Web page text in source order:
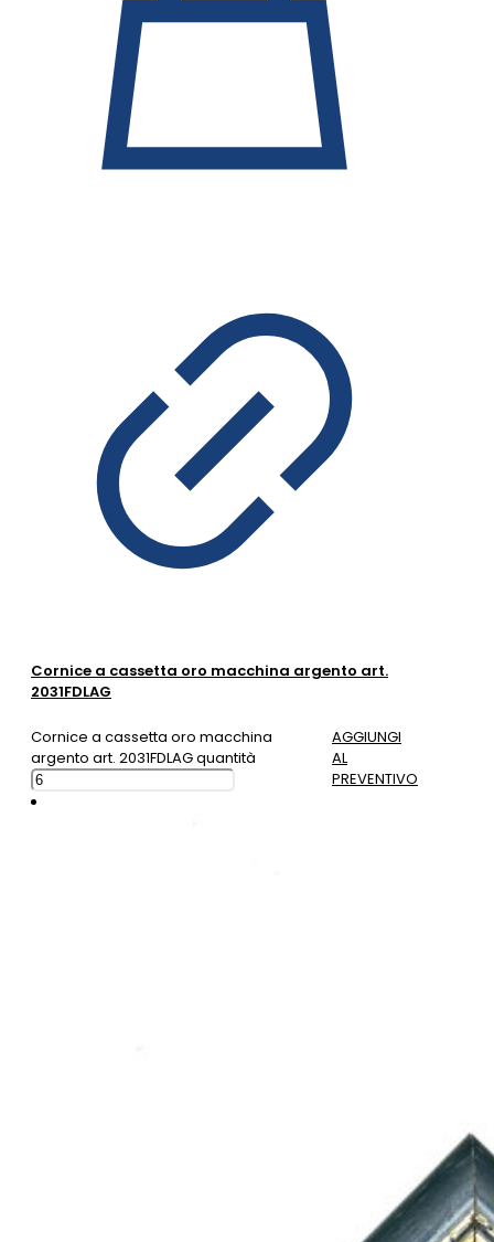
Cornice a cassetta oro macchina argento art.
2031FDLAG
Cornice a cassetta oro macchina
argento art. 2031FDLAG quantità
AGGIUNGI
AL
PREVENTIVO